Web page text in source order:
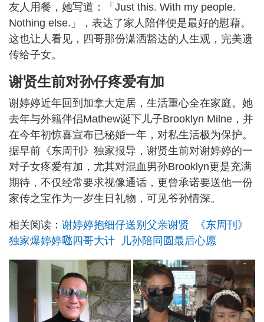
友人用餐，她写道：「Just this. With my people.
Nothing else.」，表达了家人陪伴便是最好的慰藉。
这也让人看见，四哥那份潇洒豁达的人生观，完美遗
传给子女。
谢贤生前对孙仔疼爱有加
谢婷婷近年回到加拿大定居，生活重心全在家庭。她
去年与外籍伴侣Mathew诞下儿子Brooklyn Milne，并
在今年初惊喜宣布已秘婚一年，对私生活极为保护。
据早前《东周刊》独家报导，谢贤生前对谢婷婷的一
对子女疼爱有加，尤其对混血男孙Brooklyn更是充满
期待，不仅经常要求视像通话，更曾承诺要送他一份
家传之宝作为一岁生日礼物，可见爷孙情深。
相关阅读： 谢婷婷抱细仔送别父亲谢贤 《东周刊》
独家爆婷婷𠱁四哥大计 儿孙陪同圆最后心愿